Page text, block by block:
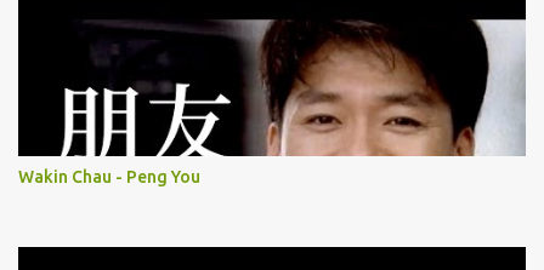
Wakin Chau - Peng You